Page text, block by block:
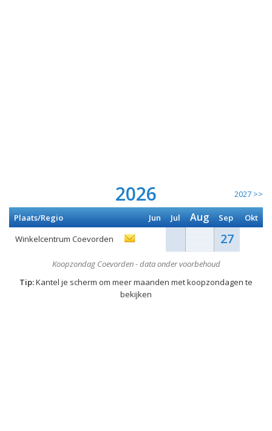
2026 2027 >>
Koopzondag Coevorden - data onder voorbehoud
Plaats/Regio Jun Jul Aug Sep
Okt
Winkelcentrum Coevorden
27
Tip:Kantel je scherm om meer maanden met koopzondagen te
bekijken